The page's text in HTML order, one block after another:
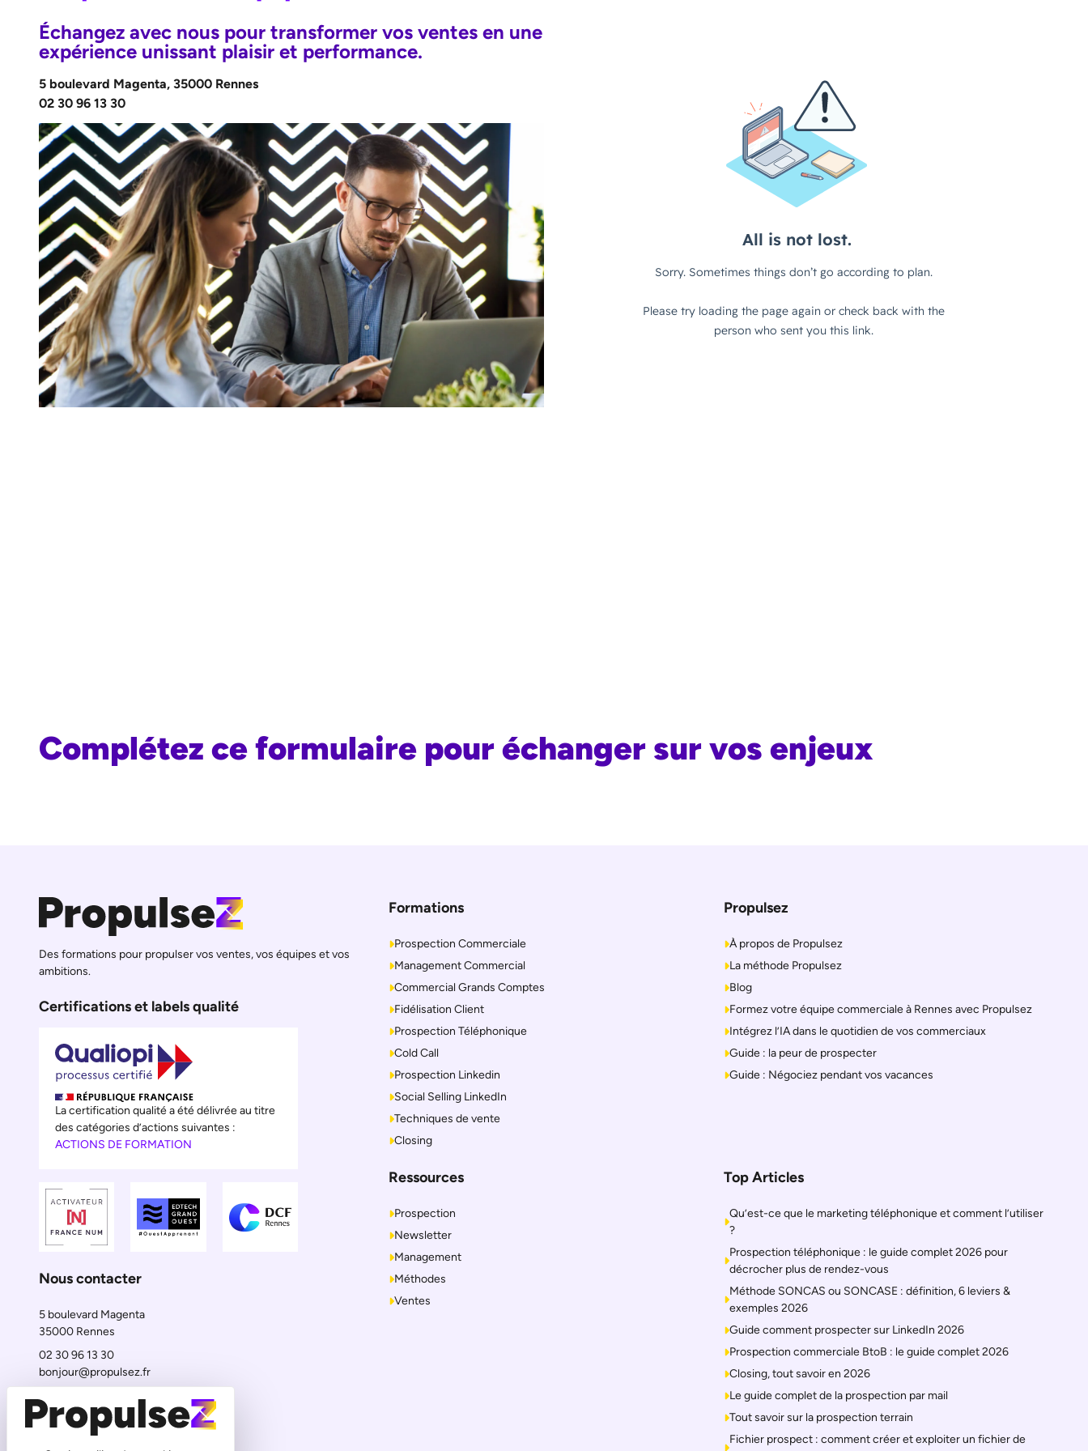
Échangez avec nous pour transformer vos ventes en une
expérience unissant plaisir et performance.
5 boulevard Magenta, 35000 Rennes
02 30 96 13 30
Complétez ce formulaire pour échanger sur vos enjeux
Des formations pour propulser vos ventes, vos équipes et vos
ambitions.
Certifications et labels qualité
La certification qualité a été délivrée au titre
des catégories d’actions suivantes :
ACTIONS DE FORMATION
Nous contacter
5 boulevard Magenta
35000 Rennes
02 30 96 13 30
bonjour@propulsez.fr
Nous suivre
Formations
Prospection Commerciale
Management Commercial
Commercial Grands Comptes
Fidélisation Client
Prospection Téléphonique
Cold Call
Prospection Linkedin
Social Selling LinkedIn
Techniques de vente
Closing
Propulsez
À propos de Propulsez
La méthode Propulsez
Blog
Formez votre équipe commerciale à Rennes avec Propulsez
Intégrez l’IA dans le quotidien de vos commerciaux
Guide : la peur de prospecter
Guide : Négociez pendant vos vacances
Ressources
Prospection
Newsletter
Management
Méthodes
Ventes
Top Articles
Qu’est-ce que le marketing téléphonique et comment l’utiliser
?
Prospection téléphonique : le guide complet 2026 pour
décrocher plus de rendez-vous
Méthode SONCAS ou SONCASE : définition, 6 leviers &
exemples 2026
Guide comment prospecter sur LinkedIn 2026
Prospection commerciale BtoB : le guide complet 2026
Closing, tout savoir en 2026
Le guide complet de la prospection par mail
Tout savoir sur la prospection terrain
Fichier prospect : comment créer et exploiter un fichier de